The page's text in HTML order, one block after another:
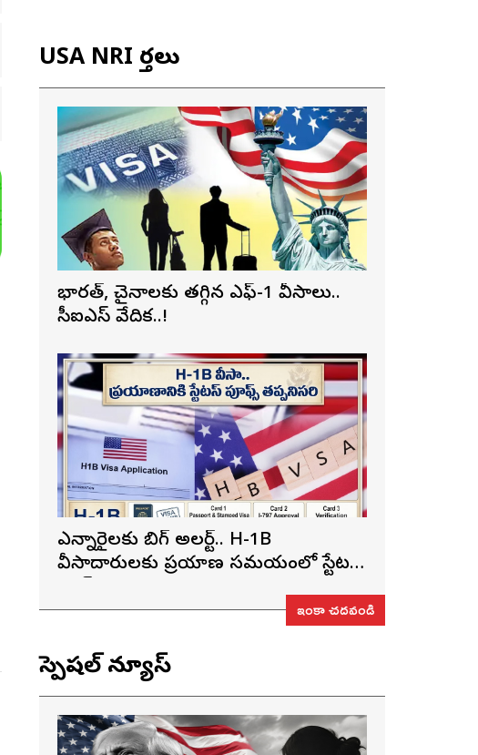
USA NRI వార్తలు
భారత్, చైనాలకు తగ్గిన ఎఫ్-1 వీసాలు..
సీఐఎస్ నివేదిక..!
ఎన్నారైలకు బిగ్ అలర్ట్.. H-1B
వీసాదారులకు ప్రయాణ సమయంలో స్టేటస్
ఇంకా చదవండి
స్పెషల్ న్యూస్